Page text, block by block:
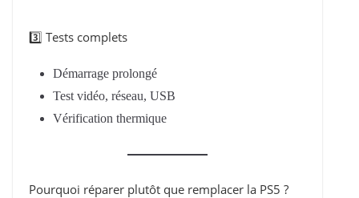
3️⃣ Tests complets
Démarrage prolongé
Test vidéo, réseau, USB
Vérification thermique
Pourquoi réparer plutôt que remplacer la PS5 ?